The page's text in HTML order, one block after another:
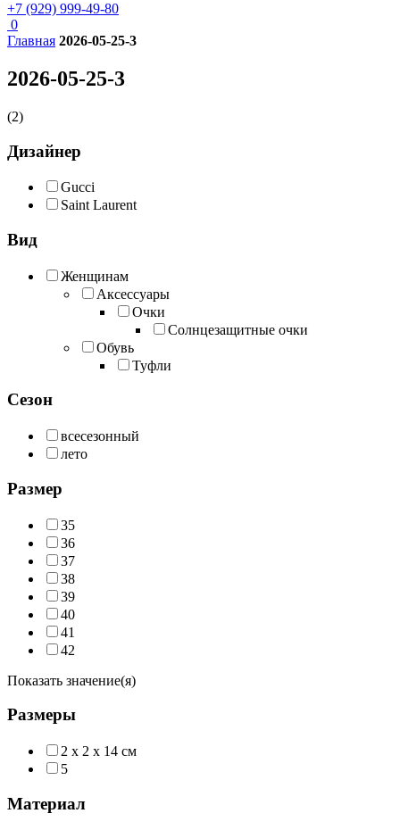
+7 (929) 999-49-80
0
Главная 2026-05-25-3
2026-05-25-3
(2)
Дизайнер
Gucci
Saint Laurent
Вид
Женщинам
Аксессуары
Очки
Солнцезащитные очки
Обувь
Туфли
Сезон
всесезонный
лето
Размер
35
36
37
38
39
40
41
42
Показать значение(я)
Размеры
2 х 2 х 14 см
5
Материал